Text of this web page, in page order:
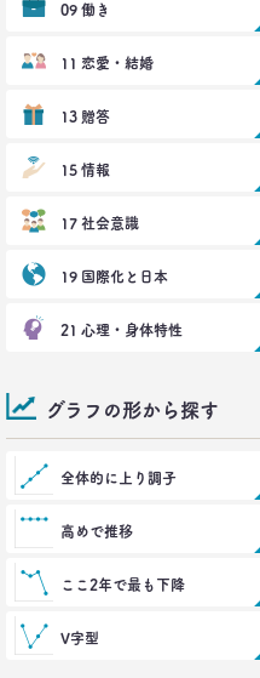
一人立ち食いそばが
｢WEBコンテンツは
崔 喜景
「答えを探さない」
って本当か？
博報堂買物研究所 上席研究
山本泰士
2017.03.29
茶色く染まる、日本
生活総研 上席研究員
09 働き
11 恋愛・結婚
13 贈答
15 情報
17 社会意識
19 国際化と日本
21 心理・身体特性
グラフの形から探す
全体的に上り調子
高めで推移
ここ2年で最も下降
V字型